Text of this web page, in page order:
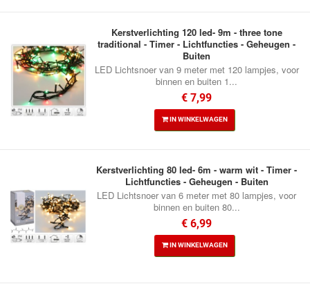
Kerstverlichting 120 led- 9m - three tone
traditional - Timer - Lichtfuncties - Geheugen -
Buiten
LED Lichtsnoer van 9 meter met 120 lampjes, voor
binnen en buiten 1...
€ 7,99
IN WINKELWAGEN
Kerstverlichting 80 led- 6m - warm wit - Timer -
Lichtfuncties - Geheugen - Buiten
LED Lichtsnoer van 6 meter met 80 lampjes, voor
binnen en buiten 80...
€ 6,99
IN WINKELWAGEN